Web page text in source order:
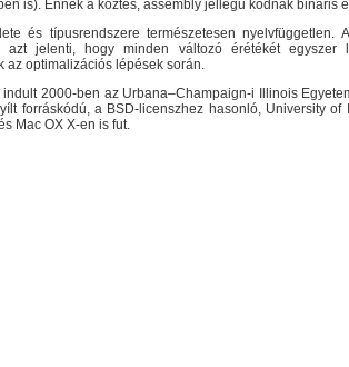
is). Ennek a köztes, assembly jellegű kódnak
és típusrendszere természetesen
azt jelenti, hogy minden változó érétékét
az optimalizációs lépések során.
2000-ben az Urbana–Champaign-i Illinois
forráskódú, a BSD-licenszhez hasonló, University
Mac OX X-en is fut.